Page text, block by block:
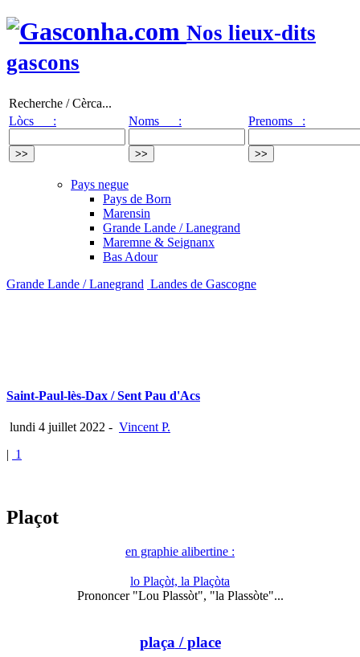
Nos lieux-dits
gascons
Recherche / Cèrca...
Lòcs :
Noms : Prenoms :
Pays negue
Pays de Born
Marensin
Grande Lande / Lanegrand
Maremne & Seignanx
Bas Adour
Grande Lande / Lanegrand Landes de Gascogne
Saint-Paul-lès-Dax / Sent Pau d'Acs
lundi 4 juillet 2022 - Vincent P.
| 1
Plaçot
en graphie alibertine :
lo Plaçòt, la Plaçòta
Prononcer "Lou Plassòt", "la Plassòte"...
plaça / place